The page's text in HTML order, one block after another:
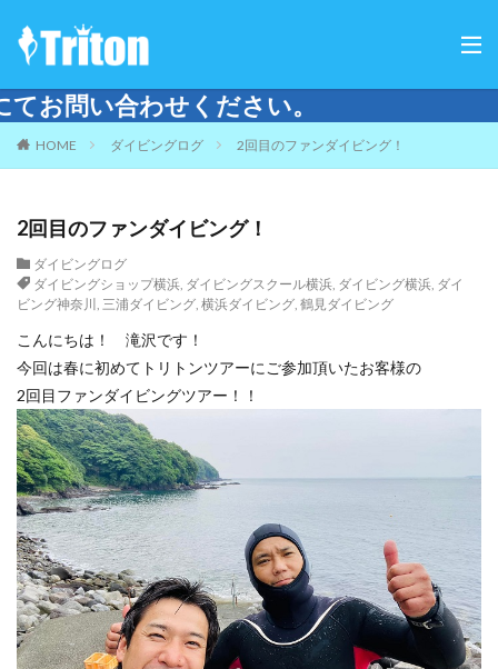
HOME ダイビングログ 2回目のファンダイビング！
2回目のファンダイビング！
ダイビングログ
ダイビングショップ横浜, ダイビングスクール横浜, ダイビング横浜, ダイ
ビング神奈川 , 三浦ダイビング, 横浜ダイビング, 鶴見ダイビング
こんにちは！ 滝沢です！
今回は春に初めてトリトンツアーにご参加頂いたお客様の
2回目ファンダイビングツアー！！